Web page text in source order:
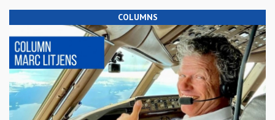
COLUMNS